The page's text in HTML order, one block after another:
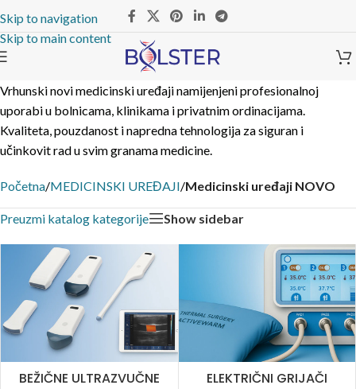
Skip to navigation
Skip to main content
Vrhunski novi medicinski uređaji namijenjeni profesionalnoj
uporabi u bolnicama, klinikama i privatnim ordinacijama.
Kvaliteta, pouzdanost i napredna tehnologija za siguran i
učinkovit rad u svim granama medicine.
Početna/MEDICINSKI UREĐAJI/Medicinski uređaji NOVO
Preuzmi katalog kategorije Show sidebar
BEŽIČNE ULTRAZVUČNE
ELEKTRIČNI GRIJAČI